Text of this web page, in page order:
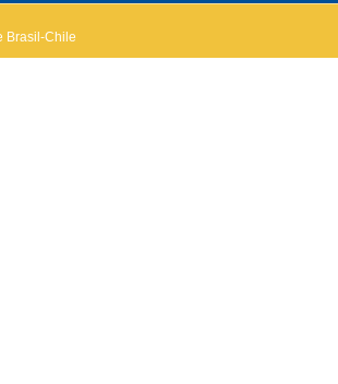
Brasil-Chile